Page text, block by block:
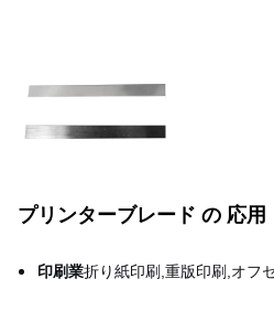
プリンターブレード の 応用
印刷業折り紙印刷,重版印刷,オフ